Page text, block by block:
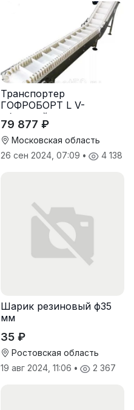
Транспортер
ГОФРОБОРТ L V-
образный
79 877 ₽
Московская область
26 сен 2024, 07:09 • 4 138
Шарик резиновый ф35
мм
35 ₽
Ростовская область
19 авг 2024, 11:06 • 2 367